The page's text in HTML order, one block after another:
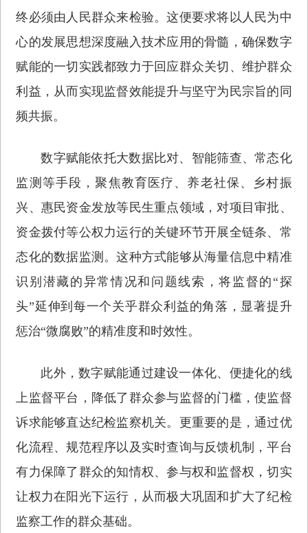
终必须由人民群众来检验。这便要求将以人民为中
心的发展思想深度融入技术应用的骨髓，确保数字
赋能的一切实践都致力于回应群众关切、维护群众
利益，从而实现监督效能提升与坚守为民宗旨的同
频共振。
数字赋能依托大数据比对、智能筛查、常态化
监测等手段，聚焦教育医疗、养老社保、乡村振
兴、惠民资金发放等民生重点领域，对项目审批、
资金拨付等公权力运行的关键环节开展全链条、常
态化的数据监测。这种方式能够从海量信息中精准
识别潜藏的异常情况和问题线索，将监督的“探
头”延伸到每一个关乎群众利益的角落，显著提升
惩治“微腐败”的精准度和时效性。
此外，数字赋能通过建设一体化、便捷化的线
上监督平台，降低了群众参与监督的门槛，使监督
诉求能够直达纪检监察机关。更重要的是，通过优
化流程、规范程序以及实时查询与反馈机制，平台
有力保障了群众的知情权、参与权和监督权，切实
让权力在阳光下运行，从而极大巩固和扩大了纪检
监察工作的群众基础。